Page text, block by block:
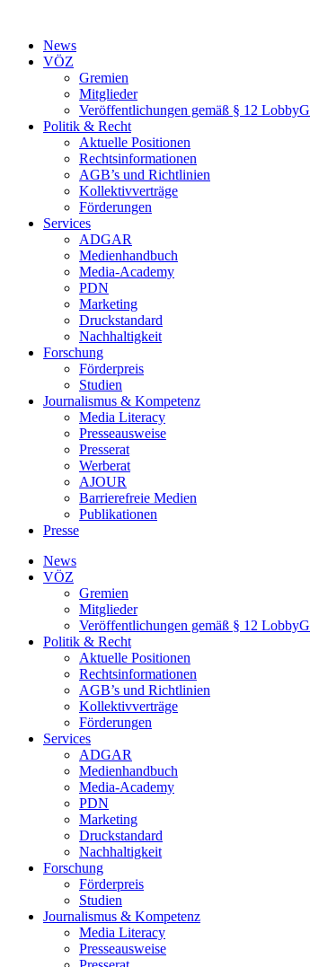
springenNews
VÖZ
Gremien
Mitglieder
Veröffentlichungen gemäß § 12 LobbyG
Politik & Recht
Aktuelle Positionen
Rechtsinformationen
AGB’s und Richtlinien
Kollektivverträge
Förderungen
Services
ADGAR
Medienhandbuch
Media-Academy
PDN
Marketing
Druckstandard
Nachhaltigkeit
Forschung
Förderpreis
Studien
Journalismus & Kompetenz
Media Literacy
Presseausweise
Presserat
Werberat
AJOUR
Barrierefreie Medien
Publikationen
Presse
News
VÖZ
Gremien
Mitglieder
Veröffentlichungen gemäß § 12 LobbyG
Politik & Recht
Aktuelle Positionen
Rechtsinformationen
AGB’s und Richtlinien
Kollektivverträge
Förderungen
Services
ADGAR
Medienhandbuch
Media-Academy
PDN
Marketing
Druckstandard
Nachhaltigkeit
Forschung
Förderpreis
Studien
Journalismus & Kompetenz
Media Literacy
Presseausweise